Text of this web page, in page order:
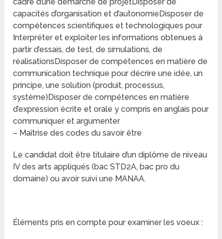
capacités d’organisation et d’autonomieDisposer de
compétences scientifiques et technologiques pour
Interpréter et exploiter les informations obtenues à
partir d’essais, de test, de simulations, de
réalisationsDisposer de compétences en matière de
communication technique pour décrire une idée, un
principe, une solution (produit, processus,
système)Disposer de compétences en matière
d’expression écrite et orale y compris en anglais pour
communiquer et argumenter
– Maîtrise des codes du savoir être
Le candidat doit être titulaire d’un diplôme de niveau
IV des arts appliqués (bac STD2A, bac pro du
domaine) ou avoir suivi une MANAA.
Éléments pris en compte pour examiner les voeux :